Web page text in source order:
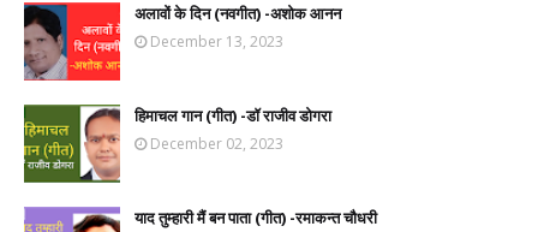
अलावों के दिन (नवगीत) -अशोक आनन
December 13, 2023
हिमाचल गान (गीत) -डॉ राजीव डोगरा
December 02, 2023
याद तुम्हारी मैं बन पाता (गीत) -रमाकन्त चौधरी